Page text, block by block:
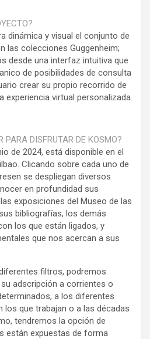
dinámica y visual el conjunto de
las colecciones Guggenheim;
desde una interfaz intuitiva que
de posibilidades de consulta
crear su propio recorrido de
experiencia virtual personalizada.
PARA DISFRUTAR DE KOSMO?
de 2024, está disponible en el
Clicando sobre cada uno de
se despliegan diversos
en profundidad sus
exposiciones del Museo de las
bibliografías, los demás
los que están ligados, y
que nos acercan a sus
filtros, podremos
adscripción a corrientes o
a los diferentes
los que trabajan o a las décadas
tendremos la opción de
están expuestas de forma